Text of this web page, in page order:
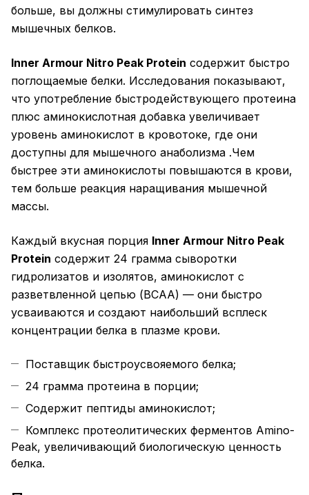
больше, вы должны стимулировать синтез
мышечных белков.
Inner Armour Nitro Peak Protein содержит быстро
поглощаемые белки. Исследования показывают,
что употребление быстродействующего протеина
плюс аминокислотная добавка увеличивает
уровень аминокислот в кровотоке, где они
доступны для мышечного анаболизма .Чем
быстрее эти аминокислоты повышаются в крови,
тем больше реакция наращивания мышечной
массы.
Каждый вкусная порция Inner Armour Nitro Peak
Protein содержит 24 грамма сыворотки
гидролизатов и изолятов, аминокислот с
разветвленной цепью (ВСАА) — они быстро
усваиваются и создают наибольший всплеск
концентрации белка в плазме крови.
Поставщик быстроусвояемого белка;
24 грамма протеина в порции;
Содержит пептиды аминокислот;
Комплекс протеолитических ферментов Amino-
Peak, увеличивающий биологическую ценность
белка.